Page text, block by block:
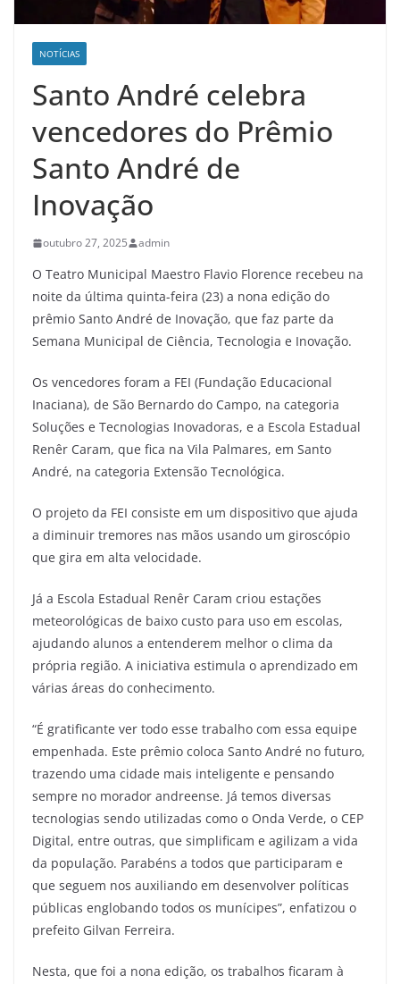
NOTÍCIAS
Santo André celebra
vencedores do Prêmio
Santo André de
Inovação
outubro 27, 2025 admin
O Teatro Municipal Maestro Flavio Florence recebeu na
noite da última quinta-feira (23) a nona edição do
prêmio Santo André de Inovação, que faz parte da
Semana Municipal de Ciência, Tecnologia e Inovação.
Os vencedores foram a FEI (Fundação Educacional
Inaciana), de São Bernardo do Campo, na categoria
Soluções e Tecnologias Inovadoras, e a Escola Estadual
Renêr Caram, que fica na Vila Palmares, em Santo
André, na categoria Extensão Tecnológica.
O projeto da FEI consiste em um dispositivo que ajuda
a diminuir tremores nas mãos usando um giroscópio
que gira em alta velocidade.
Já a Escola Estadual Renêr Caram criou estações
meteorológicas de baixo custo para uso em escolas,
ajudando alunos a entenderem melhor o clima da
própria região. A iniciativa estimula o aprendizado em
várias áreas do conhecimento.
“É gratificante ver todo esse trabalho com essa equipe
empenhada. Este prêmio coloca Santo André no futuro,
trazendo uma cidade mais inteligente e pensando
sempre no morador andreense. Já temos diversas
tecnologias sendo utilizadas como o Onda Verde, o CEP
Digital, entre outras, que simplificam e agilizam a vida
da população. Parabéns a todos que participaram e
que seguem nos auxiliando em desenvolver políticas
públicas englobando todos os munícipes”, enfatizou o
prefeito Gilvan Ferreira.
Nesta, que foi a nona edição, os trabalhos ficaram à